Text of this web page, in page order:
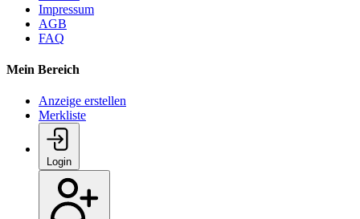
Impressum
AGB
FAQ
Mein Bereich
Anzeige erstellen
Merkliste
Login